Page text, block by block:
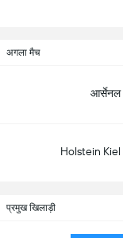
अगला मैच
आर्सेनल
Holstein Kiel
प्रमुख खिलाड़ी